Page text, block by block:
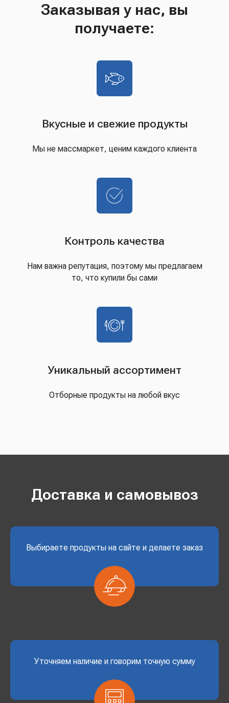
Заказывая у нас, вы
получаете:
Вкусные и свежие продукты
Мы не массмаркет, ценим каждого клиента
Контроль качества
Нам важна репутация, поэтому мы предлагаем
то, что купили бы сами
Уникальный ассортимент
Отборные продукты на любой вкус
Доставка и самовывоз
Выбираете продукты на сайте и делаете заказ
Уточняем наличие и говорим точную сумму